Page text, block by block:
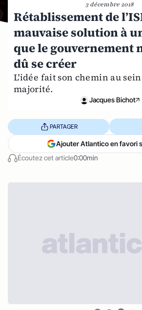
3 décembre 2018
Rétablissement de
mauvaise solution à
que le gouvernement
dû se créer
L'idée fait son chemin au
majorité.
Jacques Bichot
Écoutez cet article0:00min
PARTAGER
Ajouter Atlantico en favori